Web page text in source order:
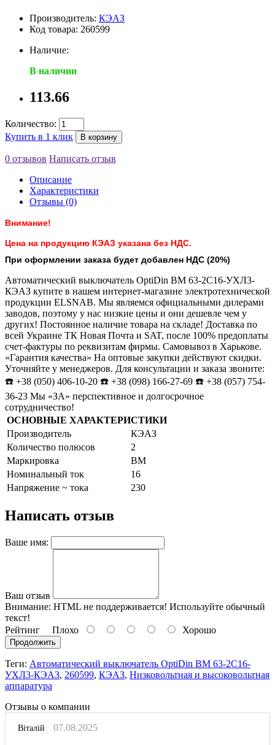
Производитель: КЭАЗ
Код товара: 260599
Наличие:
В наличии
113.66
Количество:
Купить в 1 клик
В корзину
0 отзывов Написать отзыв
Описание
Характеристики
Отзывы (0)
Внимание!
Цена на продукцию КЭАЗ указана без НДС.
При оформлении заказа будет добавлен НДС (20%)
Автоматический выключатель OptiDin ВМ 63-2С16-УХЛ3-
КЭАЗ купите в нашем интернет-магазине электротехнической
продукции ELSNAB. Мы являемся официальными дилерами
заводов, поэтому у нас низкие цены и они дешевле чем у
других! Постоянное наличие товара на складе! Доставка по
всей Украине ТК Новая Почта и SAT, после 100% предоплаты
счет-фактуры по реквизитам фирмы. Самовывоз в Харькове.
«Гарантия качества» На оптовые закупки действуют скидки.
Уточняйте у менеджеров. Для консультации и заказа звоните:
☎️ +38 (050) 406-10-20 ☎️ +38 (098) 166-27-69 ☎️ +38 (057) 754-
36-23 Мы «ЗА» перспективное и долгосрочное
сотрудничество!
ОСНОВНЫЕ ХАРАКТЕРИСТИКИ
Производитель
КЭАЗ
Количество полюсов
2
Маркировка
ВМ
Номинальный ток
16
Напряжение ~ тока
230
Написать отзыв
Ваше имя:
Ваш отзыв
Внимание: HTML не поддерживается! Используйте обычный
текст!
Рейтинг Плохо Хорошо
Продолжить
Теги: Автоматический выключатель OptiDin ВМ 63-2С16-
УХЛ3-КЭАЗ, 260599, КЭАЗ, Низковольтная и высоковольтная
аппаратура
Отзывы о компании
Віталій
07.08.2025